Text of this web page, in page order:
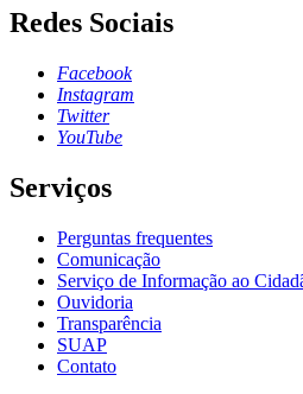
Redes Sociais
Facebook
Instagram
Twitter
YouTube
Serviços
Perguntas frequentes
Comunicação
Serviço de Informação ao
Ouvidoria
Transparência
SUAP
Contato